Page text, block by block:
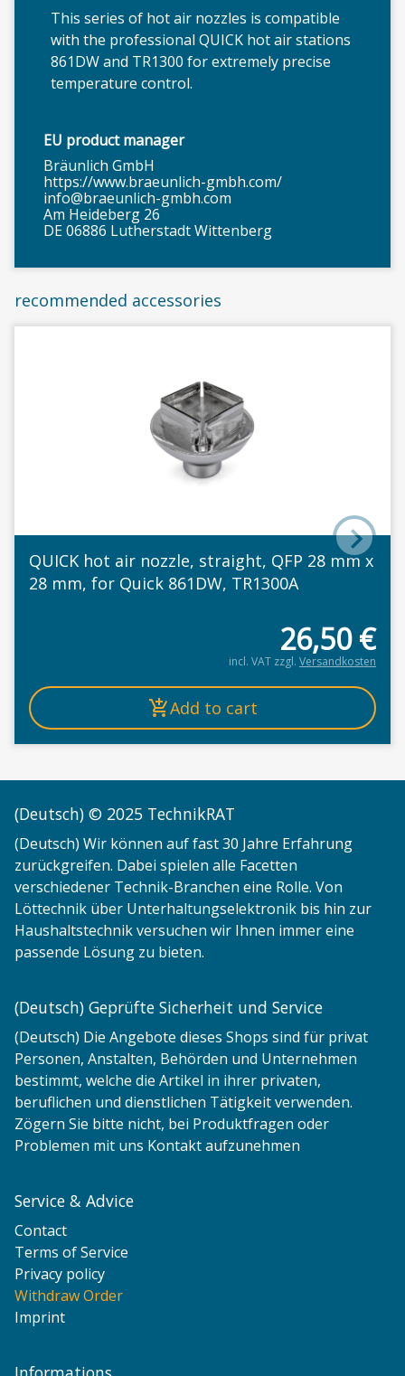
This series of hot air nozzles is compatible
with the professional QUICK hot air stations
861DW and TR1300 for extremely precise
temperature control.
EU product manager
Bräunlich GmbH
https://www.braeunlich-gmbh.com/
info@braeunlich-gmbh.com
Am Heideberg 26
DE 06886 Lutherstadt Wittenberg
recommended accessories
QUICK hot air nozzle, straight, QFP 28 mm x
28 mm, for Quick 861DW, TR1300A
26,50€
incl. VAT zzgl. Versandkosten
Add to cart
(Deutsch) © 2025 TechnikRAT
(Deutsch) Wir können auf fast 30 Jahre Erfahrung
zurückgreifen. Dabei spielen alle Facetten
verschiedener Technik-Branchen eine Rolle. Von
Löttechnik über Unterhaltungselektronik bis hin zur
Haushaltstechnik versuchen wir Ihnen immer eine
passende Lösung zu bieten.
Service & Advice
Contact
Terms of Service
Privacy policy
Withdraw Order
Imprint
(Deutsch) Geprüfte Sicherheit und Service
(Deutsch) Die Angebote dieses Shops sind für privat
Personen, Anstalten, Behörden und Unternehmen
bestimmt, welche die Artikel in ihrer privaten,
beruflichen und dienstlichen Tätigkeit verwenden.
Zögern Sie bitte nicht, bei Produktfragen oder
Problemen mit uns Kontakt aufzunehmen